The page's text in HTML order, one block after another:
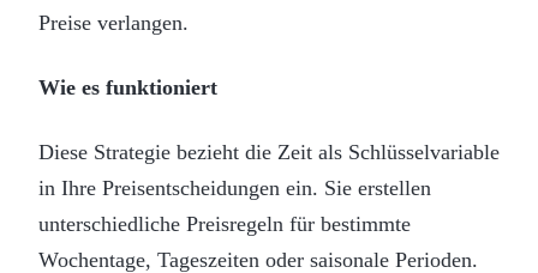
Preise verlangen.
Wie es funktioniert
Diese Strategie bezieht die Zeit als Schlüsselvariable
in Ihre Preisentscheidungen ein. Sie erstellen
unterschiedliche Preisregeln für bestimmte
Wochentage, Tageszeiten oder saisonale Perioden.